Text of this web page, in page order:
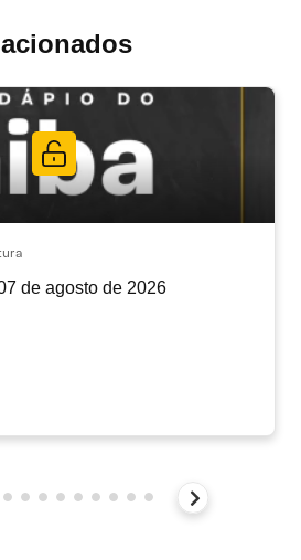
de agosto de 2026